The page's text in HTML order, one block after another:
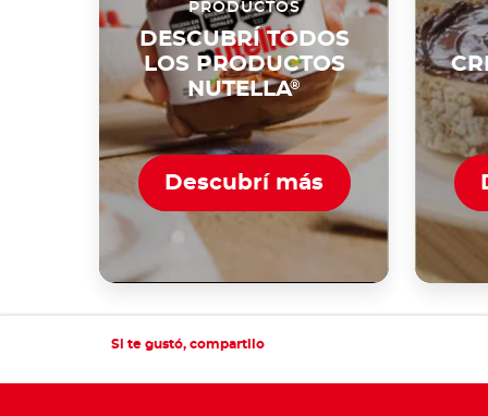
PRODUCTOS
DESCUBRÍ TODOS
LOS PRODUCTOS
NUTELLA®
Descubrí más
Si te gustó, compartilo